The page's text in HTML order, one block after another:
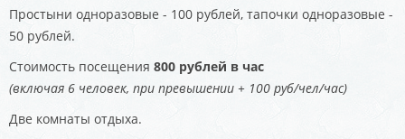
Простыни одноразовые - 100 рублей, тапочки одноразовые -
50 рублей.
Стоимость посещения 800 рублей в час
(включая 6 человек, при превышении + 100 руб/чел/час)
Две комнаты отдыха.